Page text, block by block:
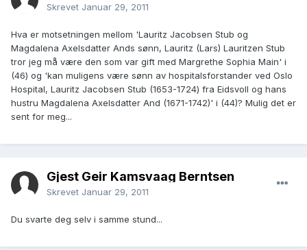
Skrevet Januar 29, 2011
Hva er motsetningen mellom 'Lauritz Jacobsen Stub og
Magdalena Axelsdatter Ands sønn, Lauritz (Lars) Lauritzen Stub
tror jeg må være den som var gift med Margrethe Sophia Main' i
(46) og 'kan muligens være sønn av hospitalsforstander ved Oslo
Hospital, Lauritz Jacobsen Stub (1653-1724) fra Eidsvoll og hans
hustru Magdalena Axelsdatter And (1671-1742)' i (44)? Mulig det er
sent for meg...
Gjest Geir Kamsvaag Berntsen
Skrevet Januar 29, 2011
Du svarte deg selv i samme stund...